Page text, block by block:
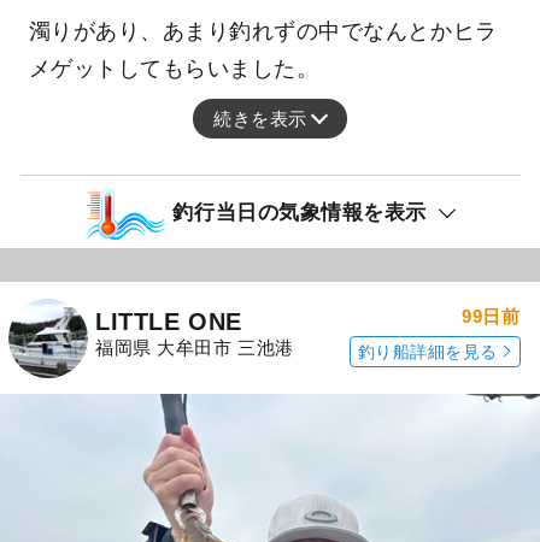
濁りがあり、あまり釣れずの中でなんとかヒラ
メゲットしてもらいました。
続きを表示
釣行当日の気象情報を表示
LITTLE ONE
福岡県 大牟田市 三池港
99日前
釣り船詳細を見る